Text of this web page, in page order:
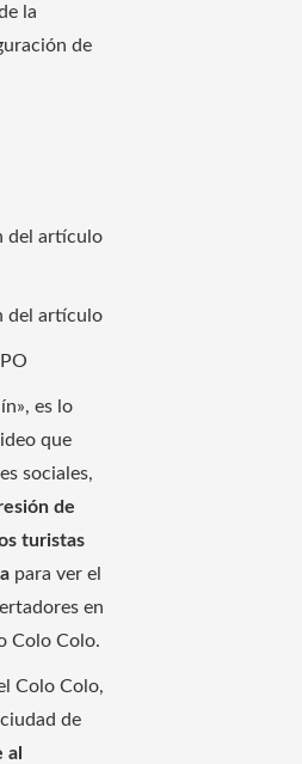
la
de
del artículo
del artículo
es lo
que
sociales,
de
turistas
para ver el
en
Colo Colo.
Colo Colo,
de
al